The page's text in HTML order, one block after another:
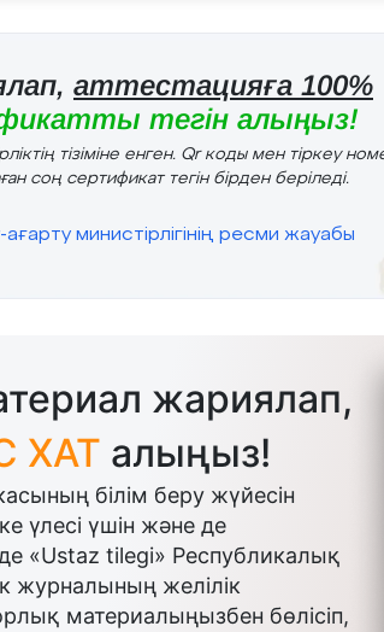
аттестацияға 100%
тегін алыңыз!
тізіміне енген. Qr коды мен тіркеу
соң сертификат тегін бірден беріледі.
министірлігінің ресми жауабы
жариялап,
ХАТ алыңыз!
білім беру жүйесін
үлесі үшін және де
«Ustaz tilegi» Республикалық
журналының желілік
материалыңызбен бөлісіп,